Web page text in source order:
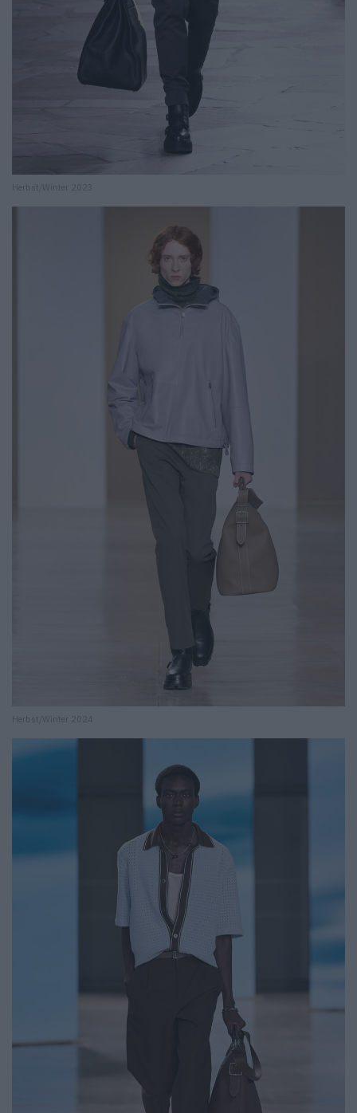
Herbst/Winter 2023
Herbst/Winter 2024